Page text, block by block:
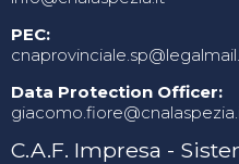
PEC:
Data Protection Officer:
C.A.F. Impresa -